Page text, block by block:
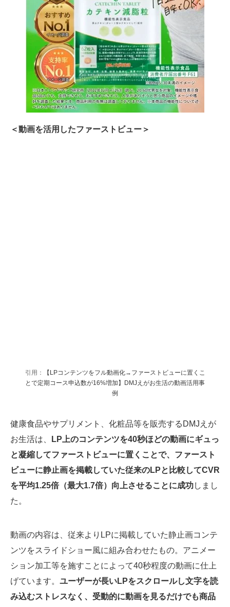
＜動画を活用したファーストビュー＞
引用：
【LPコンテンツをフル動画化→ファーストビューに置くこ
とで定期コース申込数が16%増加】DMJえがお生活の動画活用事
例
健康食品やサプリメント、化粧品等を販売するDMJえが
お生活は、
LP上のコンテンツを40秒ほどの動画にギュっ
と凝縮してファーストビューに置くことで、ファースト
ビューに静止画を掲載していた従来のLPと比較してCVR
を平均1.25倍（最大1.7倍）向上させることに成功しまし
た。
動画の内容は、従来よりLPに掲載していた静止画コンテ
ンツをスライドショー風に組み合わせたもの。アニメー
ション加工等を施すことによって40秒程度の動画に仕上
げています。 ユーザーが長いLPをスクロールし文字を読
み込むストレスなく、受動的に動画を見るだけでも商品